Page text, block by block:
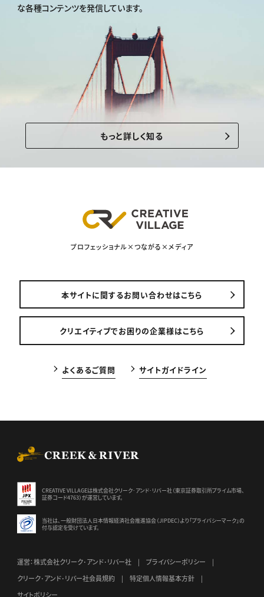
な各種コンテンツを発信しています。
もっと詳しく知る
プロフェッショナル×つながる×メディア
本サイトに関するお問い合わせはこちら
クリエイティブでお困りの企業様はこちら
よくあるご質問 サイトガイドライン
CREATIVE VILLAGEは株式会社クリーク･アンド･リバー社（東京証券取引所プライム市場、
証券コード4763）が運営しています。
当社は、一般財団法人日本情報経済社会推進協会（JIPDEC）より 「プライバシーマーク」の
付与認定を受けています。
運営：株式会社クリーク･アンド･リバー社
プライバシーポリシー
クリーク･アンド･リバー社会員規約
特定個人情報基本方針
サイトポリシー